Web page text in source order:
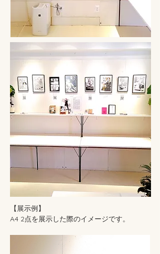
【展示例】
A4 2点を展示した際のイメージです。